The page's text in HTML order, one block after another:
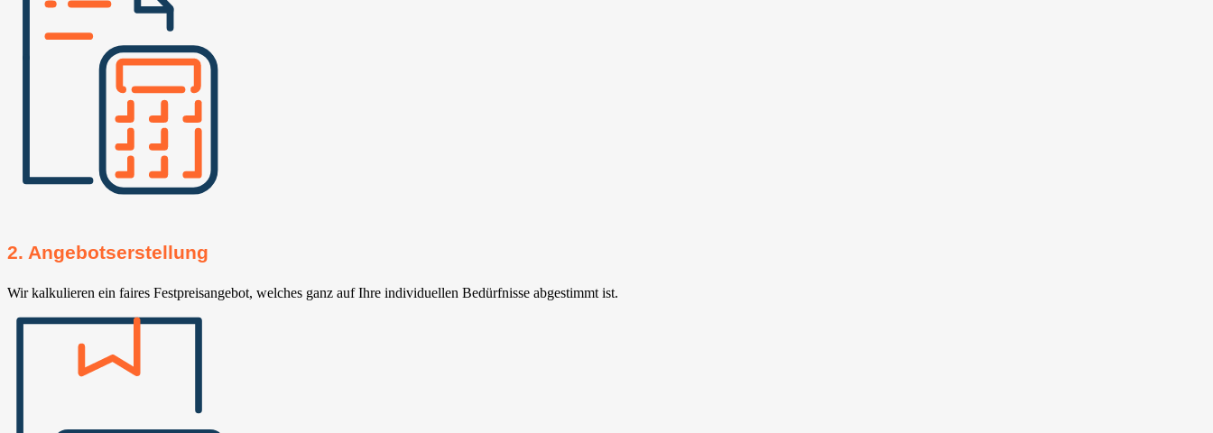
2. Angebotserstellung
Wir kalkulieren ein faires Festpreisangebot, welches ganz auf Ihre individuellen Bedürfnisse abgestimmt ist.